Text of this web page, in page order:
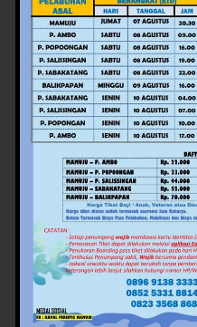
Tinggalkan
Alamat email Anda
yang wajib ditandai*
Komentar*
Nama*